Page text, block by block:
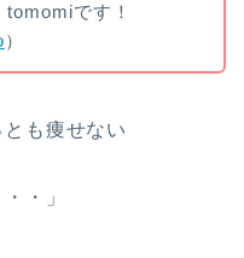
です！
）
とも痩せない
・」